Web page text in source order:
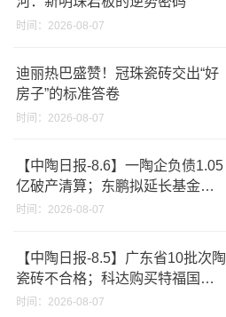
时间：2026-08-07
迪丽热巴盛赞！冠珠瓷砖交出“好
房子”的标准答卷
时间：2026-08-07
【中陶日报-8.6】一陶企负债1.05
亿破产清算；东鹏拟延长基金投
资期限；工信部开展建陶行业能
时间：2026-08-07
【中陶日报-8.5】广东省10批次陶
瓷砖不合格；科达购买特福国际
股份申请未通过；蒙娜丽莎5千万
时间：2026-08-07